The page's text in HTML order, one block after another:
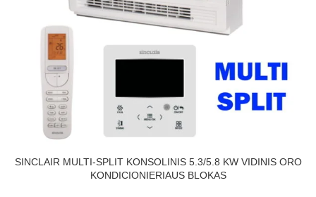
SINCLAIR MULTI-SPLIT KONSOLINIS 5.3/5.8 KW VIDINIS ORO
KONDICIONIERIAUS BLOKAS